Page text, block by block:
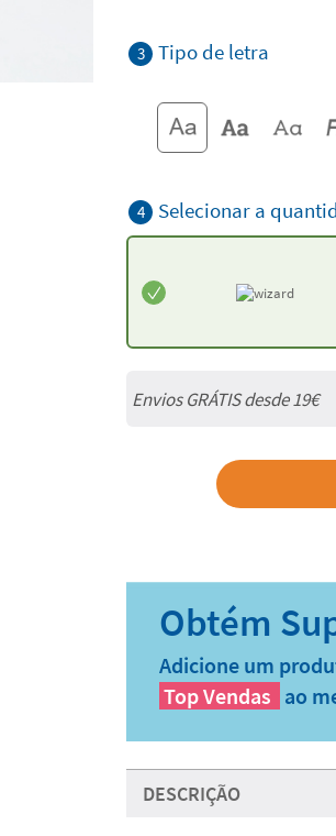
3 Tipo de letra
4 Selecionar a
Envios GRÁTIS desde 19€
Adicione um
Top Vendas ao
DESCRIÇÃO